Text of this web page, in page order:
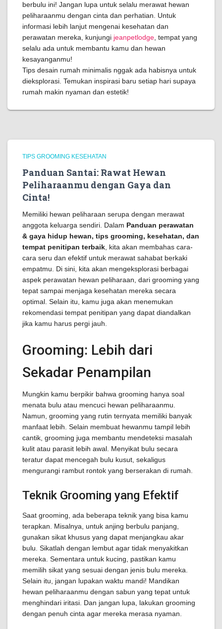
berbulu ini! Jangan lupa untuk selalu merawat hewan
peliharaanmu dengan cinta dan perhatian. Untuk
informasi lebih lanjut mengenai kesehatan dan
perawatan mereka, kunjungi jeanpetlodge , tempat yang
selalu ada untuk membantu kamu dan hewan
kesayanganmu!
Tips desain rumah minimalis nggak ada habisnya untuk
dieksplorasi. Temukan inspirasi baru setiap hari supaya
rumah makin nyaman dan estetik!
TIPS GROOMING KESEHATAN
Panduan Santai: Rawat Hewan
Peliharaanmu dengan Gaya dan
Cinta!
Memiliki hewan peliharaan serupa dengan merawat
anggota keluarga sendiri. Dalam Panduan perawatan
& gaya hidup hewan, tips grooming, kesehatan, dan
tempat penitipan terbaik , kita akan membahas cara-
cara seru dan efektif untuk merawat sahabat berkaki
empatmu. Di sini, kita akan mengeksplorasi berbagai
aspek perawatan hewan peliharaan, dari grooming yang
tepat sampai menjaga kesehatan mereka secara
optimal. Selain itu, kamu juga akan menemukan
rekomendasi tempat penitipan yang dapat diandalkan
jika kamu harus pergi jauh.
Grooming: Lebih dari
Sekadar Penampilan
Mungkin kamu berpikir bahwa grooming hanya soal
menata bulu atau mencuci hewan peliharaanmu.
Namun, grooming yang rutin ternyata memiliki banyak
manfaat lebih. Selain membuat hewanmu tampil lebih
cantik, grooming juga membantu mendeteksi masalah
kulit atau parasit lebih awal. Menyikat bulu secara
teratur dapat mencegah bulu kusut, sekaligus
mengurangi rambut rontok yang berserakan di rumah.
Teknik Grooming yang Efektif
Saat grooming, ada beberapa teknik yang bisa kamu
terapkan. Misalnya, untuk anjing berbulu panjang,
gunakan sikat khusus yang dapat menjangkau akar
bulu. Sikatlah dengan lembut agar tidak menyakitkan
mereka. Sementara untuk kucing, pastikan kamu
memilih sikat yang sesuai dengan jenis bulu mereka.
Selain itu, jangan lupakan waktu mandi! Mandikan
hewan peliharaanmu dengan sabun yang tepat untuk
menghindari iritasi. Dan jangan lupa, lakukan grooming
dengan penuh cinta agar mereka merasa nyaman.